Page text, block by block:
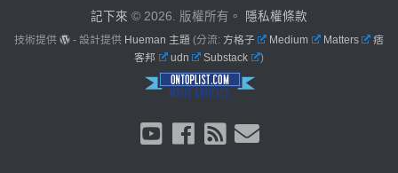
記下來 © 2026. 版權所有。 隱私權條款
技術提供 - 設計提供 Hueman 主題 (分流: 方格子 Medium Matters
痞
客邦
udn Substack )